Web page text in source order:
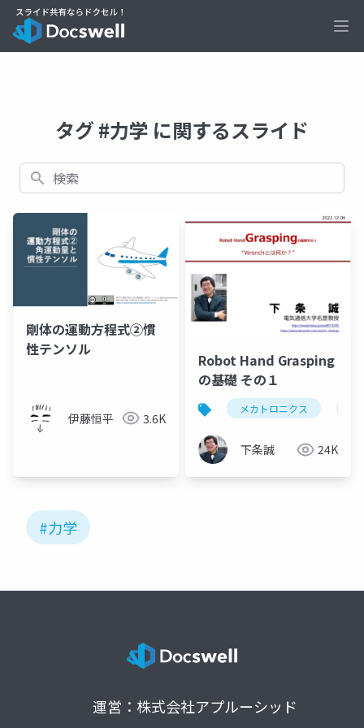
タグ #力学 に関するスライド
検索
剛体の運動方程式②慣
性テンソル
伊藤恒平 3.6K
Robot Hand Grasping
の基礎 その１
メカトロニクス
下条誠 24K
#力学
運営：株式会社アプルーシッド